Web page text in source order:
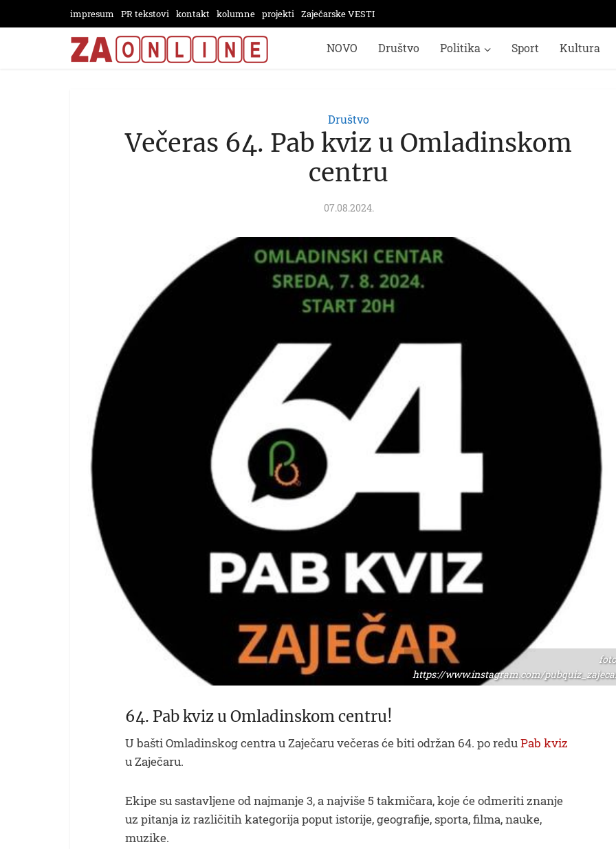
impresum PR tekstovi kontakt kolumne projekti Zaječarske VESTI
NOVO Društvo Politika Sport Kultura
Društvo
Večeras 64. Pab kviz u Omladinskom
centru
07.08.2024.
https://www.instagram.com/
64. Pab kviz u Omladinskom centru!
U bašti Omladinskog centra u Zaječaru večeras će biti održan 64. po reduPab kviz
u Zaječaru.
Ekipe su sastavljene od najmanje 3, a najviše 5 takmičara, koje će odmeriti znanje
uz pitanja iz različitih kategorija poput istorije, geografije, sporta, filma, nauke,
muzike.